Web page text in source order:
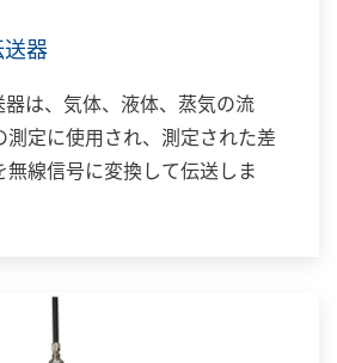
送器
器は、気体、液体、蒸気の流
測定に使用され、測定された差
無線信号に変換して伝送しま